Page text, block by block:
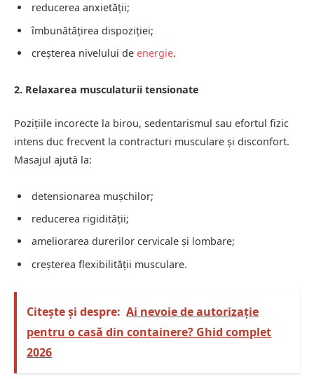
reducerea anxietății;
îmbunătățirea dispoziției;
creșterea nivelului de energie.
2. Relaxarea musculaturii tensionate
Pozițiile incorecte la birou, sedentarismul sau efortul fizic
intens duc frecvent la contracturi musculare și disconfort.
Masajul ajută la:
detensionarea mușchilor;
reducerea rigidității;
ameliorarea durerilor cervicale și lombare;
creșterea flexibilității musculare.
Citește și despre: Ai nevoie de autorizație
pentru o casă din containere? Ghid complet
2026